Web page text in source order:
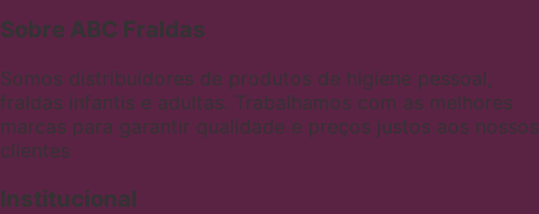
Sobre ABC Fraldas
Somos distribuidores de produtos de higiene pessoal,
fraldas infantis e adultas. Trabalhamos com as melhores
marcas para garantir qualidade e preços justos aos nossos
clientes
Institucional